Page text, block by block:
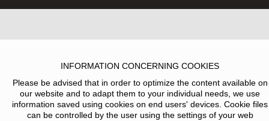
INFORMATION CONCERNING COOKIES
Please be advised that in order to optimize the content available on
our website and to adapt them to your individual needs, we use
information saved using cookies on end users' devices. Cookie files
can be controlled by the user using the settings of your web